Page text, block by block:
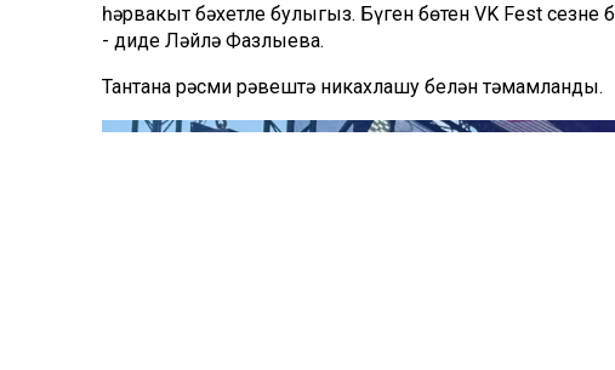
һәрвакыт бәхетле булыгыз. Бүген бөтен VK Fest
- диде Ләйлә Фазлыева.
Тантана рәсми рәвештә никахлашу белән тәмамланды.